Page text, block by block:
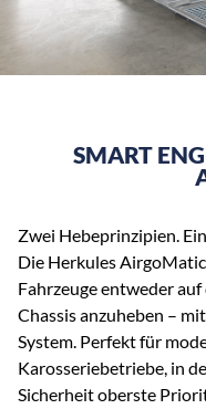
SMART
Zwei Hebeprinzipien.
Die Herkules
Fahrzeuge entweder
Chassis anzuheben –
System. Perfekt für
Karosseriebetriebe, in
Sicherheit oberste